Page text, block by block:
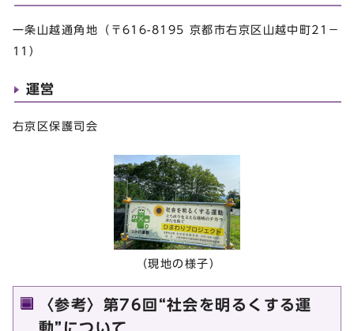
一条山越通角地（〒616-8195 京都市右京区山越中町21－
11）
運営
右京区保護司会
（現地の様子）
〈参考〉第76回“社会を明るくする運
動”について